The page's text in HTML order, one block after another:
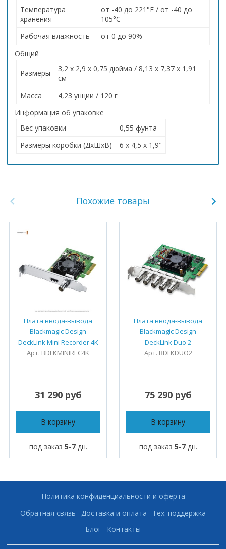
Температура
хранения
от -40 до 221°F / от -40 до
105°C
Рабочая влажность
от 0 до 90%
Общий
Размеры
3,2 x 2,9 x 0,75 дюйма / 8,13 x 7,37 x 1,91
см
Масса
4,23 унции / 120 г
Информация об упаковке
Вес упаковки
0,55 фунта
Размеры коробки (ДхШхВ)
6 x 4,5 x 1,9"
Похожие товары
Плата ввода-вывода
Blackmagic Design
DeckLink Mini Recorder 4K
Арт. BDLKMINIREC4K
31 290 руб
В корзину
под заказ 5-7дн.
Плата ввода-вывода
Blackmagic Design
DeckLink Duo 2
Арт. BDLKDUO2
75 290 руб
В корзину
под заказ 5-7дн.
Политика конфиденциальности и оферта
Обратная связь
Доставка и оплата
Тех. поддержка
Блог
Контакты